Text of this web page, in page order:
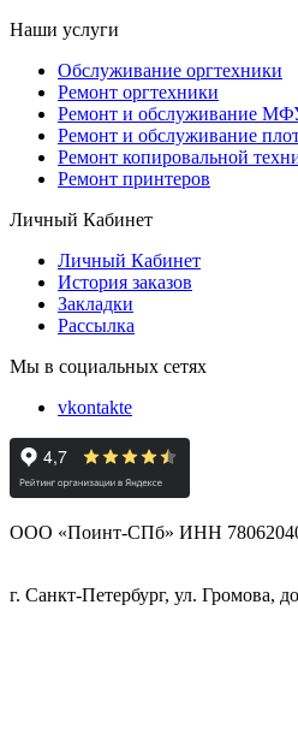
Наши услуги
Обслуживание оргтехники
Ремонт оргтехники
Ремонт и обслуживание
Ремонт и обслуживание
Ремонт копировальной
Ремонт принтеров
Личный Кабинет
Личный Кабинет
История заказов
Закладки
Рассылка
Мы в социальных сетях
vkontakte
ООО «Поинт-СПб» ИНН
г. Санкт-Петербург, ул. Громова,